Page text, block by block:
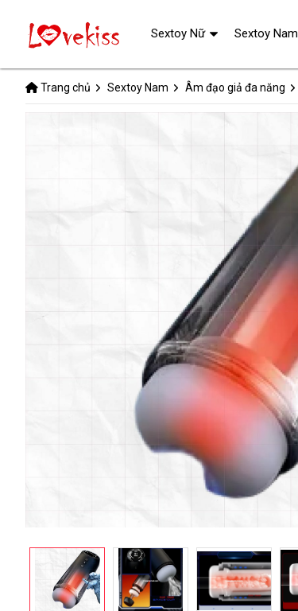
Trang chủ Sextoy Nam Âm đạo giả đa năng
Sextoy Nữ Sextoy Nam